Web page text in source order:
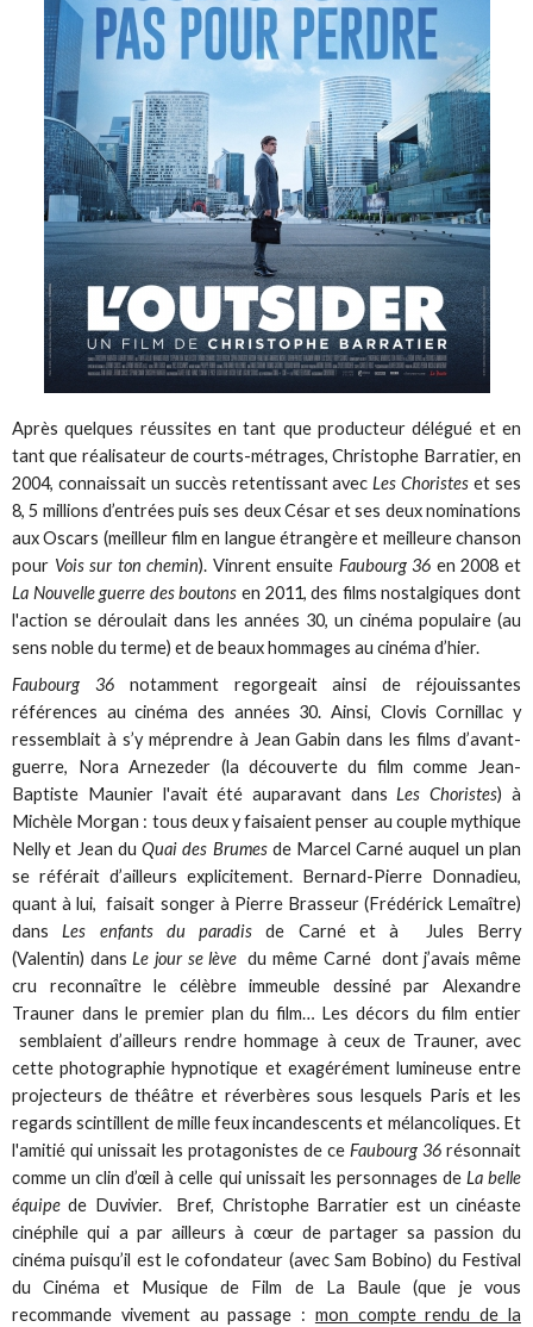
Après quelques réussites en tant que producteur délégué et en
tant que réalisateur de courts-métrages, Christophe Barratier, en
2004, connaissait un succès retentissant avecLes Choristes et ses
8, 5 millions d’entrées puis ses deux César et ses deux nominations
aux Oscars (meilleur film en langue étrangère et meilleure chanson
pour Vois sur ton chemin). Vinrent ensuite Faubourg 36 en 2008 et
La Nouvelle guerre des boutons en 2011, des films nostalgiques dont
l'action se déroulait dans les années 30, un cinéma populaire (au
sens noble du terme) et de beaux hommages au cinéma d’hier.
Faubourg 36notamment regorgeait ainsi de réjouissantes
références au cinéma des années 30. Ainsi, Clovis Cornillac y
ressemblait à s’y méprendre à Jean Gabin dans les films d’avant-
guerre, Nora Arnezeder (la découverte du film comme Jean-
Baptiste Maunier l'avait été auparavant dansLes Choristes) à
Michèle Morgan : tous deux y faisaient penser au couple mythique
Nelly et Jean duQuai des Brumesde Marcel Carné auquel un plan
se référait d’ailleurs explicitement. Bernard-Pierre Donnadieu,
quant à lui, faisait songer à Pierre Brasseur (Frédérick Lemaître)
dansLes enfants du paradis de Carné et à Jules Berry
(Valentin) dansLe jour se lève du même Carné dont j’avais même
cru reconnaître le célèbre immeuble dessiné par Alexandre
Trauner dans le premier plan du film… Les décors du film entier
semblaient d’ailleurs rendre hommage à ceux de Trauner, avec
cette photographie hypnotique et exagérément lumineuse entre
projecteurs de théâtre et réverbères sous lesquels Paris et les
regards scintillent de mille feux incandescents et mélancoliques. Et
l'amitié qui unissait les protagonistes de ce Faubourg 36 résonnait
comme un clin d’œil à celle qui unissait les personnages de La belle
équipe de Duvivier. Bref, Christophe Barratier est un cinéaste
cinéphile qui a par ailleurs à cœur de partager sa passion du
cinéma puisqu’il est le cofondateur (avec Sam Bobino) du Festival
du Cinéma et Musique de Film de La Baule (que je vous
recommande vivement au passage : mon compte rendu de la